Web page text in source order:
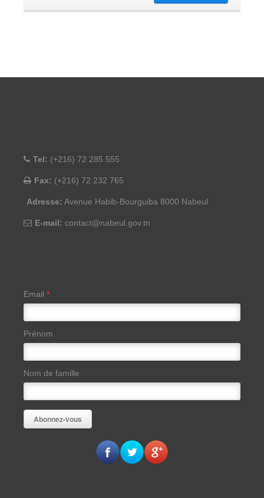
Tel: (+216) 72 285 555
Fax: (+216) 72 232 765
Adresse: Avenue Habib-Bourguiba 8000 Nabeul
E-mail: contact@nabeul.gov.tn
Email *
Prénom
Nom de famille